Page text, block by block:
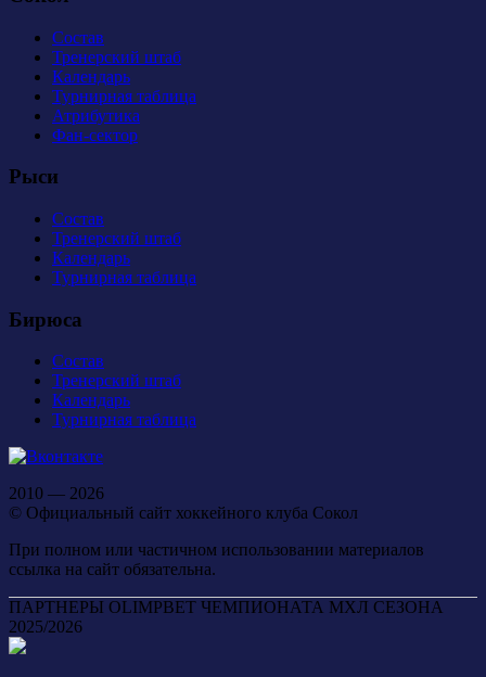
Состав
Тренерский штаб
Календарь
Турнирная таблица
Атрибутика
Фан-сектор
Рыси
Состав
Тренерский штаб
Календарь
Турнирная таблица
Бирюса
Состав
Тренерский штаб
Календарь
Турнирная таблица
2010 — 2026
© Официальный сайт хоккейного клуба Сокол
При полном или частичном использовании материалов
ссылка на сайт обязательна.
ПАРТНЕРЫ OLIMPBET ЧЕМПИОНАТА МХЛ СЕЗОНА
2025/2026